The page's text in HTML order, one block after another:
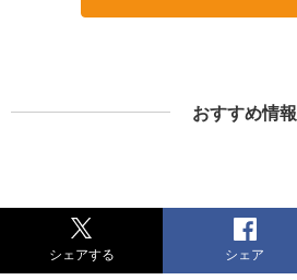
おすすめ情報
シェアする シェア